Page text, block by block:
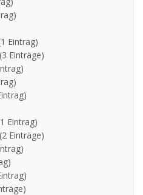
Eintrag)
(3 Einträge)
Eintrag)
(2 Einträge)